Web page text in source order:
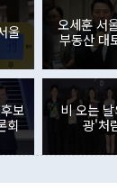
검토하고 있다"
라며 "아직 거기
한 대북 구상과
. 특히 주적 표
등은 통일부 장
. 이 대통령은
다고 승인난 건
발언 내용은
정 장관의 개인
정책이 아닌 사
군통수권자가
만달러, 외국인
는 외국인의 국
익실현 매도 등
만달러)에 이어
권투자는 세계
증가 폭이 줄어
는 주식을 중심
울
오세훈 서
부동산 대
보
회
비 오는
광'처